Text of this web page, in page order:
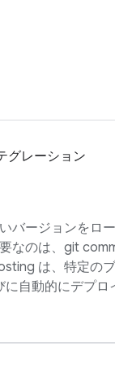
グレーション
バージョンをロ
なのは、git
は、特定の
自動的にデプロ